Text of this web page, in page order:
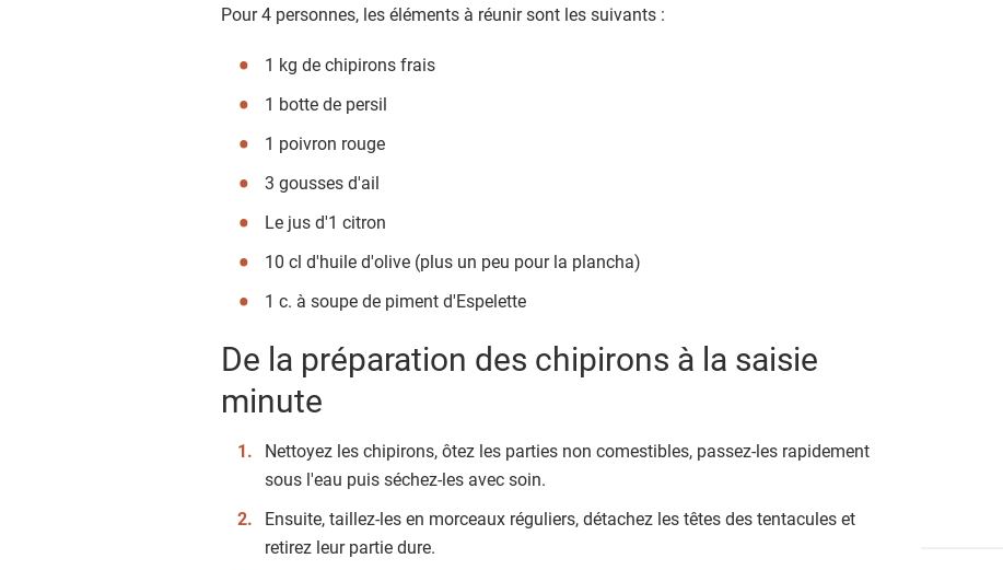
Pour 4 personnes, les éléments à réunir sont les suivants :
1 kg de chipirons frais
1 botte de persil
1 poivron rouge
3 gousses d'ail
Le jus d'1 citron
10 cl d'huile d'olive (plus un peu pour la plancha)
1 c. à soupe de piment d'Espelette
De la préparation des chipirons à la saisie
minute
Nettoyez les chipirons, ôtez les parties non comestibles, passez-les rapidement
sous l'eau puis séchez-les avec soin.
Ensuite, taillez-les en morceaux réguliers, détachez les têtes des tentacules et
retirez leur partie dure.